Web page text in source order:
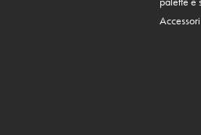
Accessori